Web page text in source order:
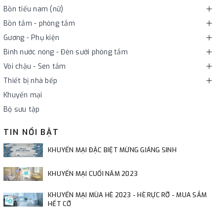
Bồn tiểu nam (nữ)
Bồn tắm - phòng tắm
Gương - Phụ kiện
Bình nước nóng - Đèn sưởi phòng tắm
Vòi chậu - Sen tắm
Thiết bị nhà bếp
Khuyến mại
Bộ sưu tập
TIN NỔI BẬT
KHUYẾN MẠI ĐẶC BIỆT MỪNG GIÁNG SINH
KHUYẾN MẠI CUỐI NĂM 2023
KHUYẾN MẠI MÙA HÈ 2023 - HÈ RỰC RỠ - MUA SẮM
HẾT CỠ